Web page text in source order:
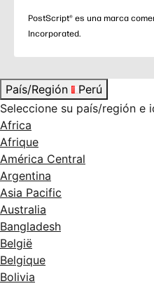
PostScript® es una marca
Incorporated.
País/Región
Perú
Seleccione su país/región e
Africa
Afrique
América Central
Argentina
Asia Pacific
Australia
Bangladesh
België
Belgique
Bolivia